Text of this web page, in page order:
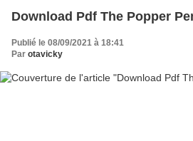
Download Pdf The Popper
Publié le 08/09/2021 à 18:41
Par otavicky